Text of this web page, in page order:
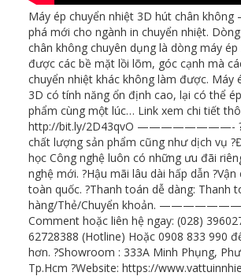
Máy ép chuyển nhiệt 3D hút chân không
phá mới cho ngành in chuyển nhiệt.
chân không chuyên dụng là dòng máy
được các bề mặt lồi lõm, góc cạnh mà
chuyển nhiệt khác không làm được. Máy
3D có tính năng ổn định cao, lại có thể
phẩm cùng một lúc… Link xem chi tiết
http://bit.ly/2D43qvO ————————-
chất lượng sản phẩm cũng như dịch vụ
học Công nghệ luôn có những ưu đãi
nghệ mới. ?Hậu mãi lâu dài hấp dẫn ?Vận
toàn quốc. ?Thanh toán dễ dàng: Thanh
hàng/Thẻ/Chuyển khoản.
Comment hoặc liên hệ ngay: (028)
62728388 (Hotline) Hoặc 0908 833 990
hơn. ?Showroom : 333A Minh Phụng,
Tp.Hcm ?Website: https://